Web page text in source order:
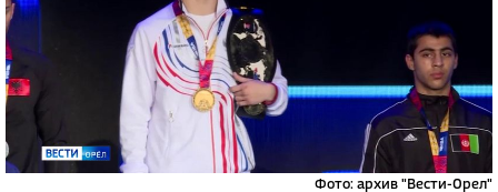
Фото: архив "Вести-Орел"